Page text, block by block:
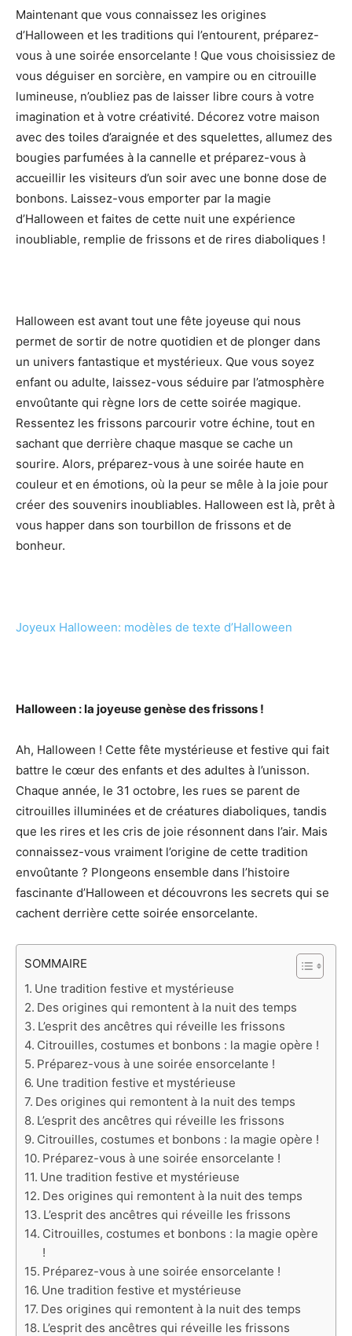
Maintenant que vous connaissez les origines
d’Halloween et les traditions qui l’entourent, préparez-
vous à une soirée ensorcelante ! Que vous choisissiez de
vous déguiser en sorcière, en vampire ou en citrouille
lumineuse, n’oubliez pas de laisser libre cours à votre
imagination et à votre créativité. Décorez votre maison
avec des toiles d’araignée et des squelettes, allumez des
bougies parfumées à la cannelle et préparez-vous à
accueillir les visiteurs d’un soir avec une bonne dose de
bonbons. Laissez-vous emporter par la magie
d’Halloween et faites de cette nuit une expérience
inoubliable, remplie de frissons et de rires diaboliques !
Halloween est avant tout une fête joyeuse qui nous
permet de sortir de notre quotidien et de plonger dans
un univers fantastique et mystérieux. Que vous soyez
enfant ou adulte, laissez-vous séduire par l’atmosphère
envoûtante qui règne lors de cette soirée magique.
Ressentez les frissons parcourir votre échine, tout en
sachant que derrière chaque masque se cache un
sourire. Alors, préparez-vous à une soirée haute en
couleur et en émotions, où la peur se mêle à la joie pour
créer des souvenirs inoubliables. Halloween est là, prêt à
vous happer dans son tourbillon de frissons et de
bonheur.
Joyeux Halloween: modèles de texte d’Halloween
Halloween : la joyeuse genèse des frissons !
Ah, Halloween ! Cette fête mystérieuse et festive qui fait
battre le cœur des enfants et des adultes à l’unisson.
Chaque année, le 31 octobre, les rues se parent de
citrouilles illuminées et de créatures diaboliques, tandis
que les rires et les cris de joie résonnent dans l’air. Mais
connaissez-vous vraiment l’origine de cette tradition
envoûtante ? Plongeons ensemble dans l’histoire
fascinante d’Halloween et découvrons les secrets qui se
cachent derrière cette soirée ensorcelante.
SOMMAIRE
Une tradition festive et mystérieuse
Des origines qui remontent à la nuit des temps
L’esprit des ancêtres qui réveille les frissons
Citrouilles, costumes et bonbons : la magie opère !
Préparez-vous à une soirée ensorcelante !
Une tradition festive et mystérieuse
Des origines qui remontent à la nuit des temps
L’esprit des ancêtres qui réveille les frissons
Citrouilles, costumes et bonbons : la magie opère !
Préparez-vous à une soirée ensorcelante !
Une tradition festive et mystérieuse
Des origines qui remontent à la nuit des temps
L’esprit des ancêtres qui réveille les frissons
Citrouilles, costumes et bonbons : la magie opère
!
Préparez-vous à une soirée ensorcelante !
Une tradition festive et mystérieuse
Des origines qui remontent à la nuit des temps
L’esprit des ancêtres qui réveille les frissons